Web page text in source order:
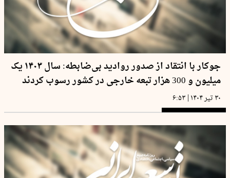
جوکار با انتقاد از صدور روادید بی‌ضابطه: سال ۱۴۰۳ یک
میلیون و 300 هزار تبعه خارجی در کشور رسوب کردند
۳۰ تیر ۱۴۰۴ | ۶:۵۳